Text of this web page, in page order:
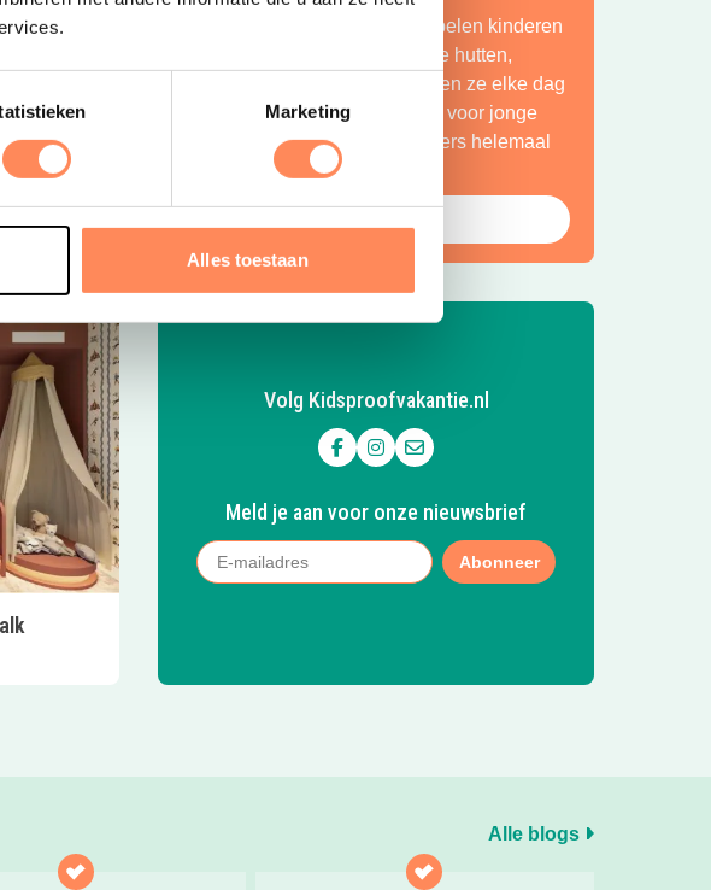
Marketing
Alles toestaan
Bij Camping Huttopia De Roos spelen kinderen
eindeloos in de natuur, bouwen ze hutten,
spetteren ze in de Vecht en beleven ze elke dag
een nieuw avontuur. Een paradijs voor jonge
ontdekkers én een plek waar ouders helemaal
tot rust komen.
Volg Kidsproofvakantie.nl
Volg ons op Facebook
Volg ons op Instagram
Mail ons
Meld je aan voor onze nieuwsbrief
Abonneer
Alle blogs